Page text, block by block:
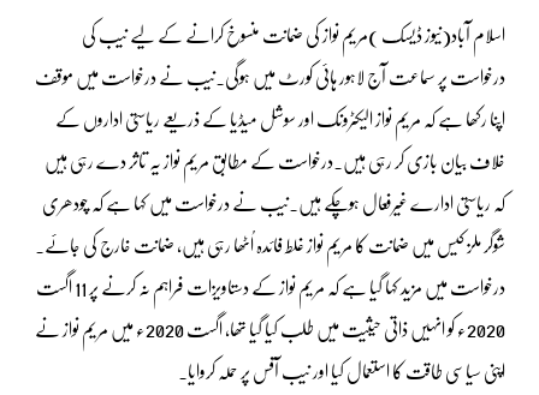
اسلام آباد(نیوز ڈیسک )مریم نواز کی ضمانت منسوخ کرانے کے لیے نیب کی
درخواست پر سماعت آج لاہور ہائی کورٹ میں ہوگی۔نیب نے درخواست میں موقف
اپنا رکھا ہے کہ مریم نواز الیکٹرونک اور سوشل میڈیا کے ذریعے ریاستی اداروں کے
خلاف بیان بازی کر رہی ہیں۔درخواست کے مطابق مریم نواز یہ تاثر دے رہی ہیں
کہ ریاستی ادارے غیرفعال ہوچکے ہیں۔نیب نے درخواست میں کہا ہے کہ چودھری
شوگر ملز کیس میں ضمانت کا مریم نواز غلط فائدہ اُٹھا رہی ہیں، ضمانت خارج کی جائے۔
درخواست میں مزید کہا گیا ہے کہ مریم نواز کے دستاویزات فراہم نہ کرنے پر 11 اگست
2020ء کو انہیں ذاتی حیثیت میں طلب کیا گیا تھا، اگست 2020ء میں مریم نواز نے
اپنی سیاسی طاقت کا استعمال کیا اور نیب آفس پر حملہ کروایا۔